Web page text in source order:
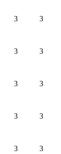
3 3
3 3
3 3
3 3
3 3